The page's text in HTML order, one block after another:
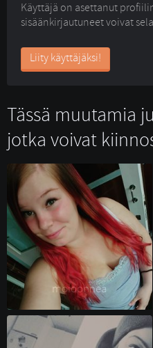
Käyttäjä on asettanut
sisäänkirjautuneet voivat
Liity käyttäjäksi!
Tässä muutamia
jotka voivat
moioonnea